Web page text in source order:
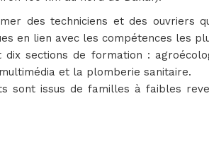
des techniciens et des ouvriers
en lien avec les compétences les
dix sections de formation :
et la plomberie sanitaire.
sont issus de familles à faibles